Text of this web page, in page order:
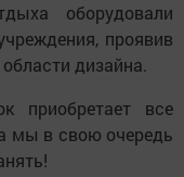
оборудовали
проявив
дизайна.
приобретает все
мы в свою очередь